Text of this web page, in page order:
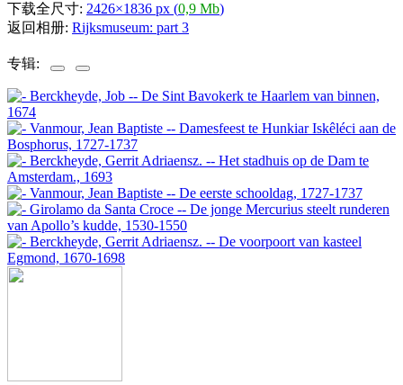
下载全尺寸: 2426×1836 px (0,9 Mb)
返回相册: Rijksmuseum: part 3
专辑: